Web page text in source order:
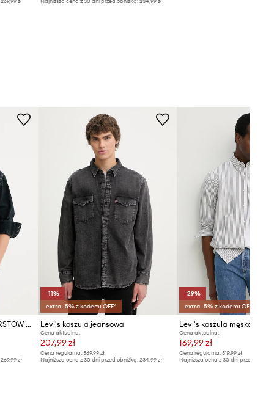
Levi's koszula jeansowa BARSTOW WESTERN STANDARD
269,99 zł
-11%
extra -5% z kodem: OFF*
Levi's koszula jeansowa
Cena aktualna:
207,99 zł
Cena regularna:369,99 zł
Najniższa cena z 30 dni przed obniżką:234,99 zł
-29%
extra -5% z kodem: OFF*
Cena aktualna:
169,99 zł
Cena regularna: 319,99 zł
Najniższa cena z 30 dni przed obniżką: